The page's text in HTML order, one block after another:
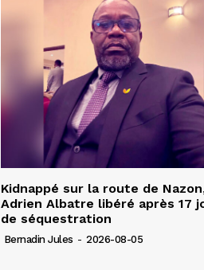
Kidnappé sur la route de
Adrien Albatre libéré après 17
de séquestration
Bernadin Jules - 2026-08-05